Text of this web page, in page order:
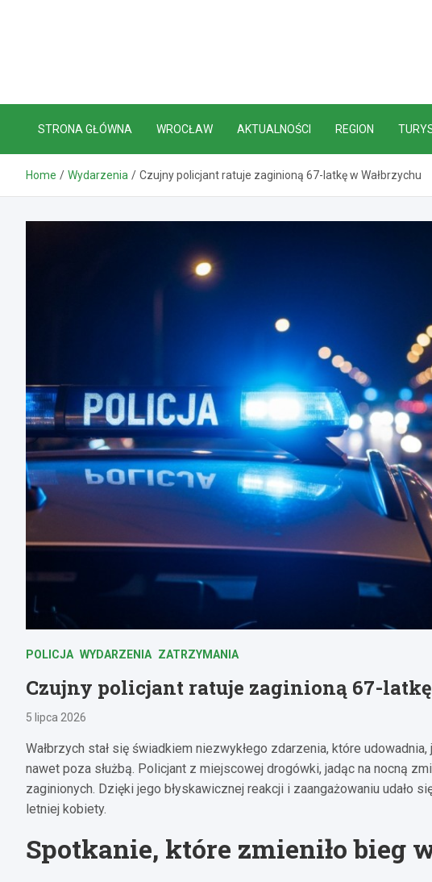
STRONA GŁÓWNA WROCŁAW AKTUALNOŚCI REGION
Home Wydarzenia Czujny policjant ratuje zaginioną 67-latkę w Wałbrzychu
POLICJA WYDARZENIA ZATRZYMANIA
Czujny policjant ratuje zaginioną 67-
5 lipca 2026
Wałbrzych stał się świadkiem niezwykłego zdarzenia, które
nawet poza służbą. Policjant z miejscowej drogówki, jadąc na nocną
zaginionych. Dzięki jego błyskawicznej reakcji i zaangażowaniu udało
letniej kobiety.
Spotkanie, które zmieniło bieg